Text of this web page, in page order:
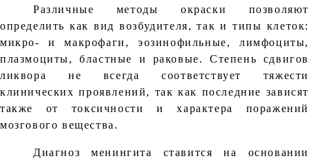
Различные методы окраски позволяют
определить как вид возбудителя, так и типы клеток:
микро- и макрофаги, эозинофильные, лимфоциты,
плазмоциты, бластные и раковые. Степень сдвигов
ликвора не всегда соответствует тяжести
клинических проявлений, так как последние зависят
также от токсичности и характера поражений
мозгового вещества.
Диагноз менингита ставится на основании